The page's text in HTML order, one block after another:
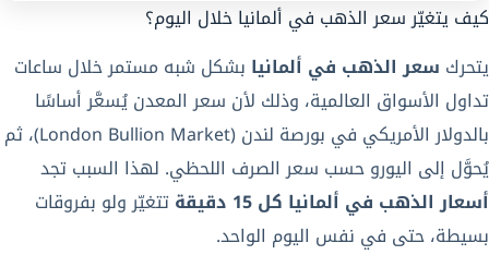
كيف يتغيّر سعر الذهب في ألمانيا خلال اليوم؟
يتحرك سعر الذهب في ألمانيا بشكل شبه مستمر خلال ساعات
تداول الأسواق العالمية، وذلك لأن سعر المعدن يُسعَّر أساسًا
بالدولار الأمريكي في بورصة لندن (London Bullion Market)، ثم
يُحوَّل إلى اليورو حسب سعر الصرف اللحظي. لهذا السبب تجد
أسعار الذهب في ألمانيا كل 15 دقيقة
تتغيّر ولو بفروقات
بسيطة، حتى في نفس اليوم الواحد.